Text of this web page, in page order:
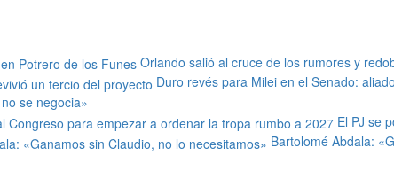
Orlando salió al cruce de los rumores y
Duro revés para Milei en el Senado:
se negocia»
El PJ se
Bartolomé Abdala: